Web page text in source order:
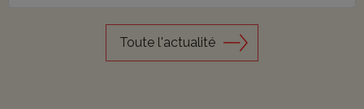
Toute l'actualité